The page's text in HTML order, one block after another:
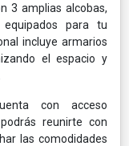
3 amplias alcobas,
para tu
incluye armarios
el espacio y
con acceso
reunirte con
las comodidades